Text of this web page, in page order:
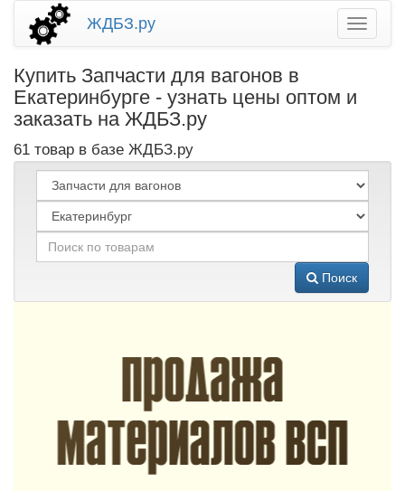
ЖДБЗ.ру
Купить Запчасти для вагонов в
Екатеринбурге - узнать цены оптом и
заказать на ЖДБЗ.ру
61 товар в базе ЖДБЗ.ру
Поиск